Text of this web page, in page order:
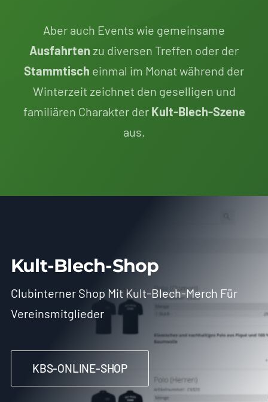
Aber auch Events wie gemeinsame
Ausfahrten zu diversen Treffen oder der
Stammtisch einmal im Monat während der
Winterzeit zeichnet den geselligen und
familiären Charakter der Kult-Blech-Szene
aus.
Kult-Blech-Shop
Clubinterner Shop Mit Kult-Blech-Merch Für
Vereinsmitglieder
KBS-ONLINE-SHOP